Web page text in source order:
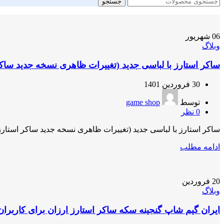
06 شهریور
وبلاگ
ساکر استارز با لباسی جدید (تغییرات ظاهری نسخه جدید
30 فروردین 1401
توسط
game shop
0 نظر
ساکر استارز با لباسی جدید (تغییرات ظاهری نسخه جدید ساکر
ادامه مطلب
20 فروردین
وبلاگ
ایران گیم شاپ گنجینه سکه ساکر استارز ارزان برای